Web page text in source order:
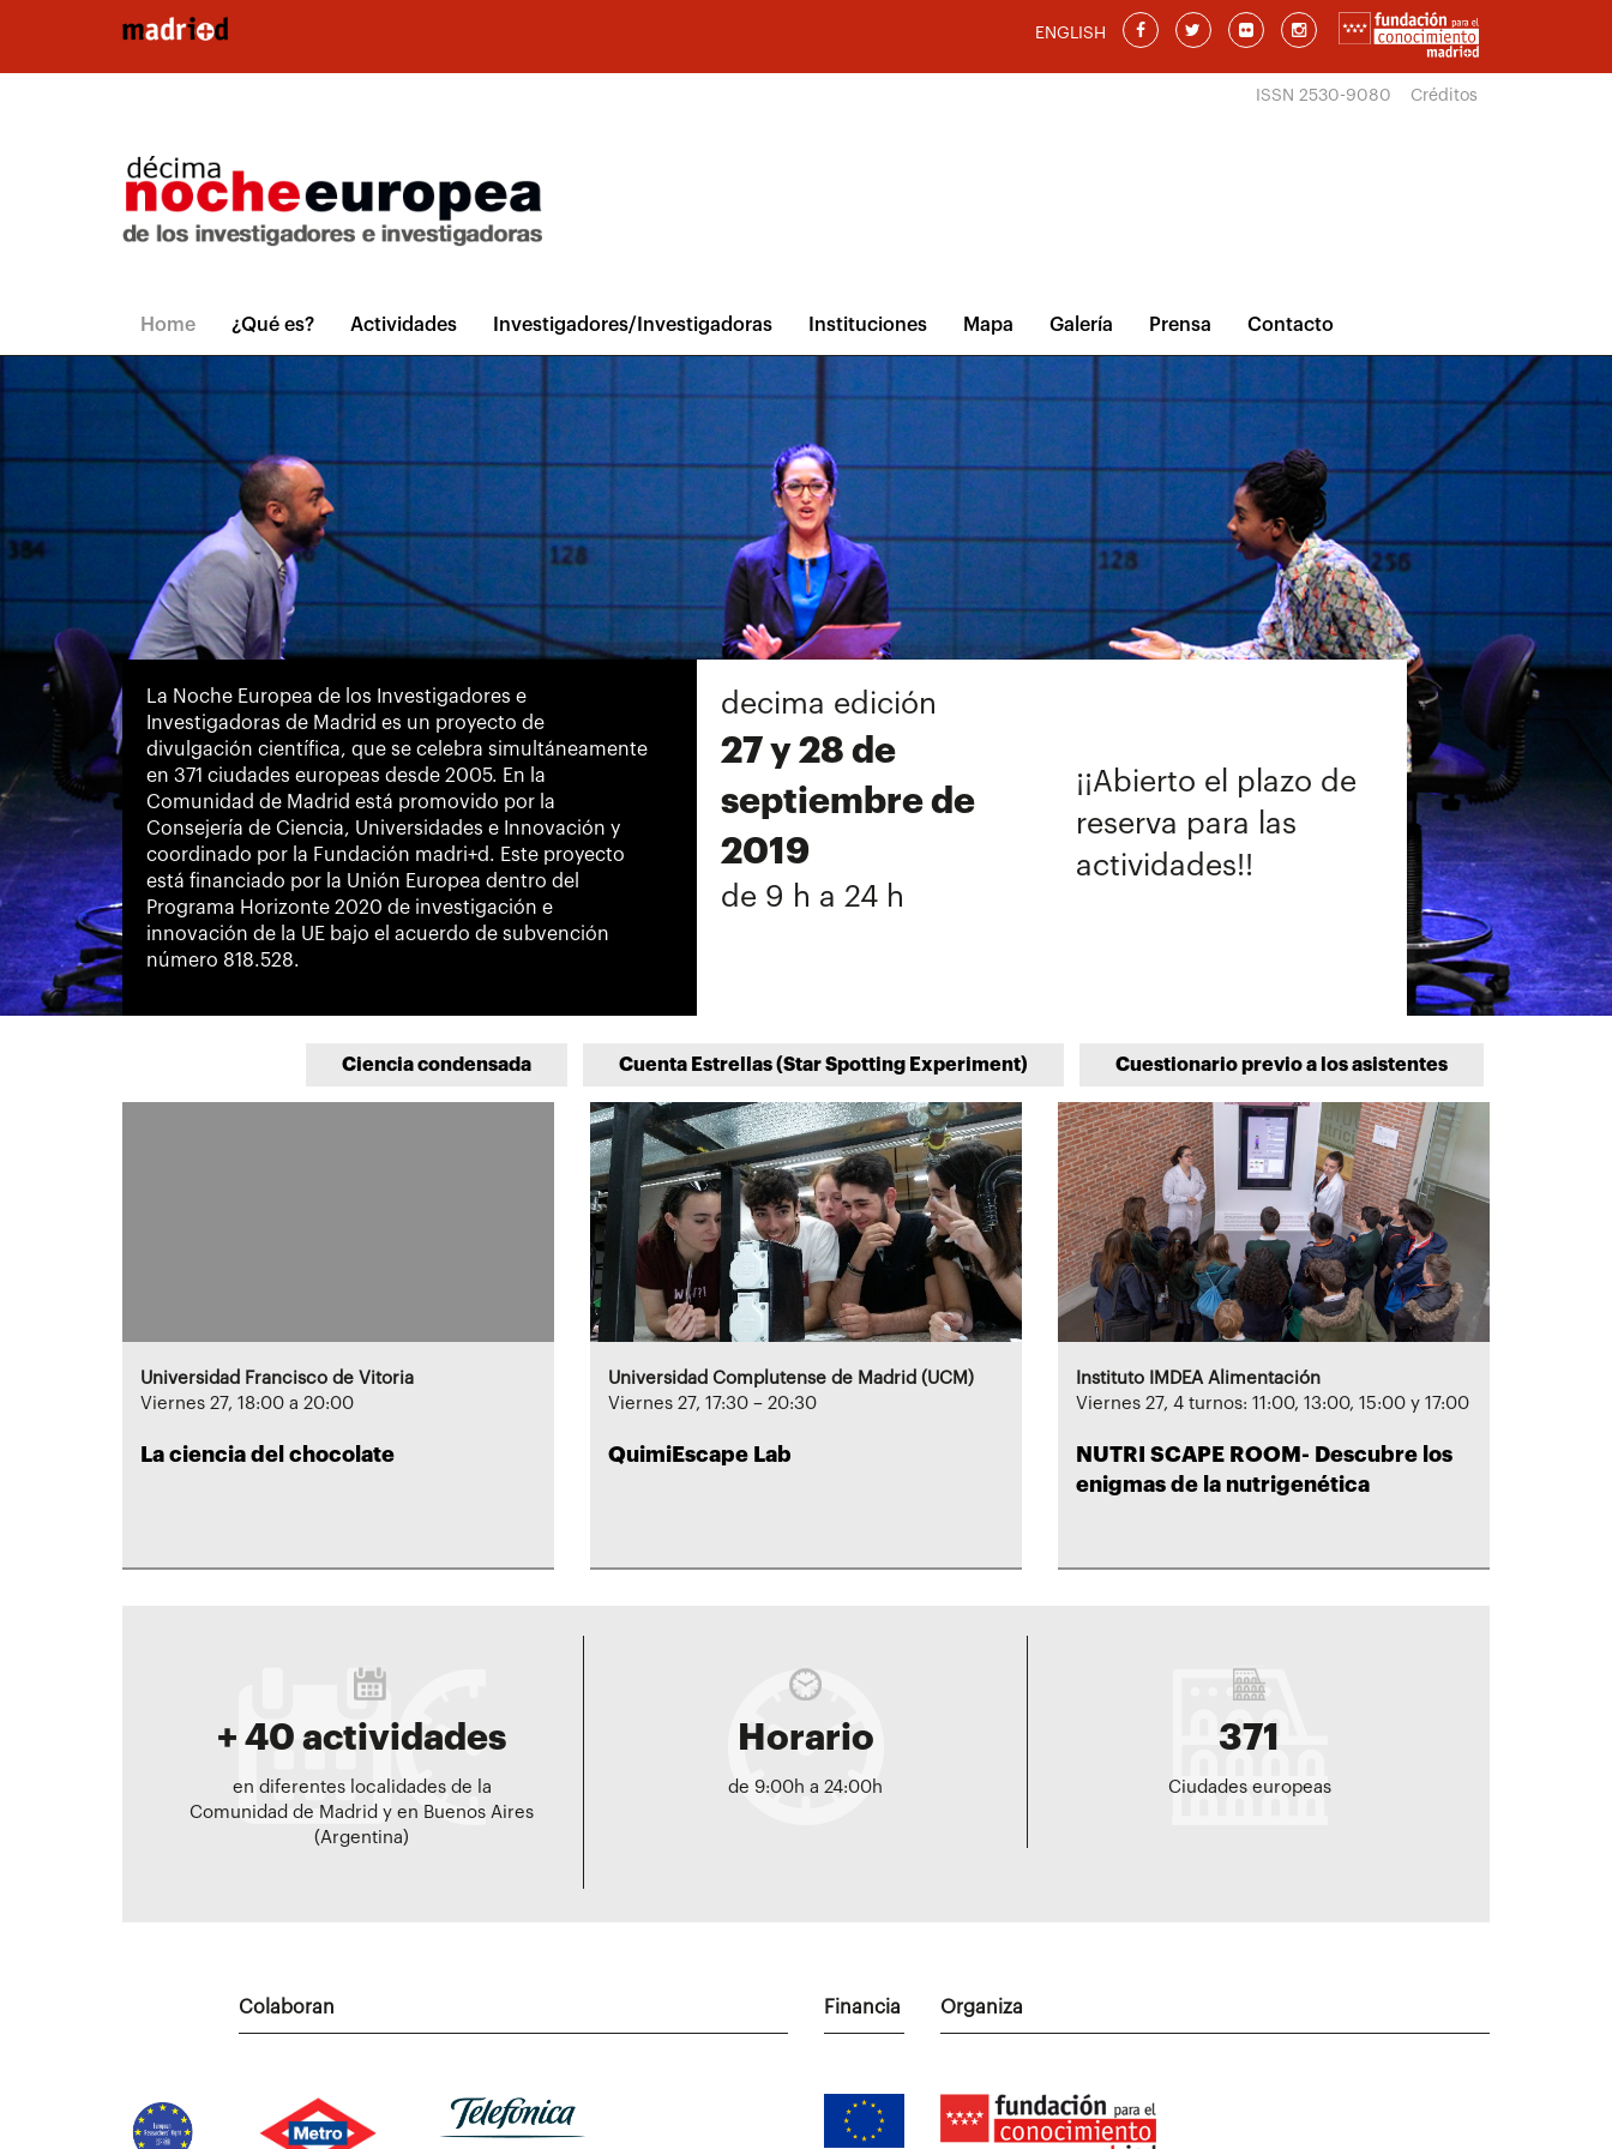
ENGLISH
ISSN 2530-9080 Créditos
Home ¿Qué es? Actividades Investigadores/Investigadoras Instituciones Mapa Galería Prensa Contacto
La Noche Europea de los Investigadores e
Investigadoras de Madrid es un proyecto de
divulgación científica, que se celebra simultáneamente
en 371 ciudades europeas desde 2005. En la
Comunidad de Madrid está promovido por la
Consejería de Ciencia, Universidades e Innovación y
coordinado por la Fundación madri+d. Este proyecto
está financiado por la Unión Europea dentro del
Programa Horizonte 2020 de investigación e
innovación de la UE bajo el acuerdo de subvención
número 818.528.
decima edición
27 y 28 de
septiembre de
2019
de 9 h a 24 h
¡¡Abierto el plazo de
reserva para las
actividades!!
Ciencia condensada Cuenta Estrellas (Star Spotting Experiment) Cuestionario previo a los asistentes
Universidad Francisco de Vitoria
Viernes 27, 18:00 a 20:00
La ciencia del chocolate
Universidad Complutense de Madrid (UCM)
Viernes 27, 17:30 – 20:30
QuimiEscape Lab
Instituto IMDEA Alimentación
Viernes 27, 4 turnos: 11:00, 13:00, 15:00 y 17:00
NUTRI SCAPE ROOM- Descubre los
enigmas de la nutrigenética
+ 40 actividades
en diferentes localidades de la
Comunidad de Madrid y en Buenos Aires
(Argentina)
Horario
de 9:00h a 24:00h
371
Ciudades europeas
Colaboran Financia Organiza